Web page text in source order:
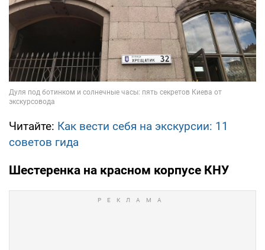
Читайте: Как вести себя на экскурсии: 11
советов гида
Шестеренка на красном корпусе КНУ